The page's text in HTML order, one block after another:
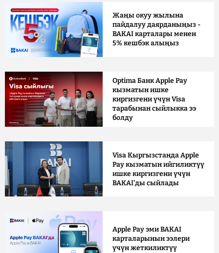
Жаңы окуу жылына
пайдалуу даярданыңыз -
BAKAI карталары менен
5% кешбэк алыңыз
Optima Банк Apple Pay
кызматын ишке
киргизгени үчүн Visa
тарабынан сыйлыкка ээ
болду
Visa Кыргызстанда Apple
Pay кызматын ийгиликтүү
ишке киргизгени үчүн
BAKAI'ды сыйлады
Apple Pay эми BAKAI
карталарынын ээлери
үчүн жеткиликтүү